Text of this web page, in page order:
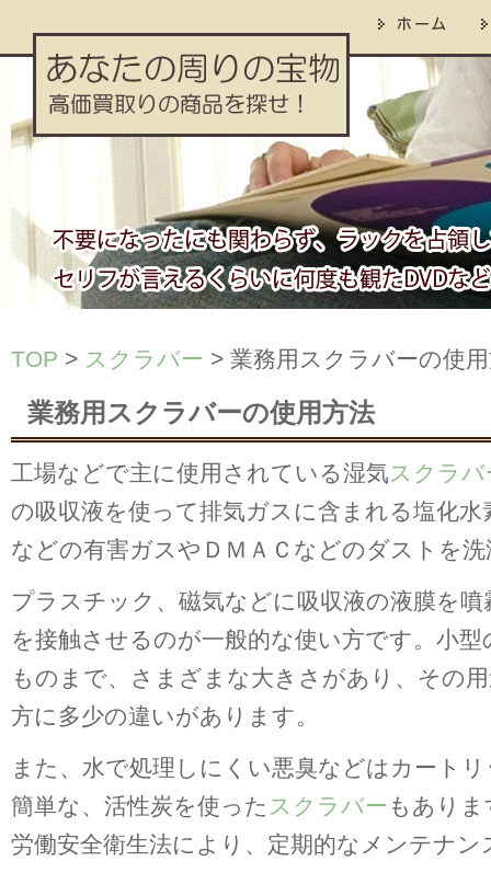
TOP > スクラバー > 業務用スクラバーの使
業務用スクラバーの使用方法
工場などで主に使用されている湿気スクラバ
の吸収液を使って排気ガスに含まれる塩化水
などの有害ガスやＤＭＡＣなどのダストを
プラスチック、磁気などに吸収液の液膜を
を接触させるのが一般的な使い方です。小
ものまで、さまざまな大きさがあり、その
方に多少の違いがあります。
また、水で処理しにくい悪臭などはカート
簡単な、活性炭を使った スクラバー もあり
労働安全衛生法により、定期的なメンテナン